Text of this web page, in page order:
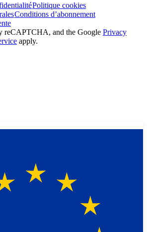
Politique cookies
Conditions d’abonnement
reCAPTCHA, and the Google Privacy
apply.